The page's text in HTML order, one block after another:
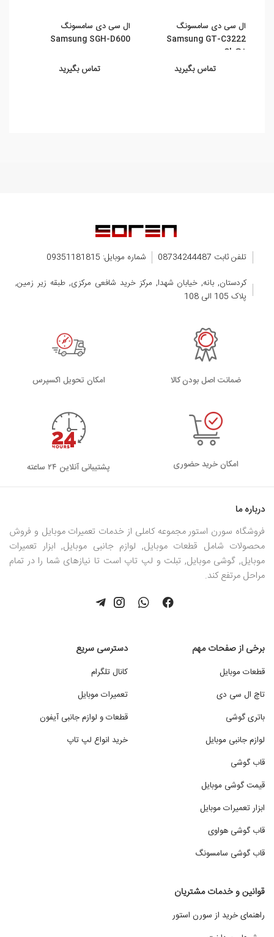
ال سی دی سامسونگ
Samsung GT-C3222
Ch@t
تماس بگیرید
ال سی دی سامسونگ
Samsung SGH-D600
تماس بگیرید
تلفن ثابت 08734244487
شماره موبایل: 09351181815
کردستان, بانه, خیابان شهدا, مرکز خرید شافعی مرکزی, طبقه زیر زمین,
پلاک 105 الی 108
ضمانت اصل بودن کالا اﻣﮑﺎن ﺗﺤﻮﯾﻞ اﮐﺴﭙﺮس
امکان خرید حضوری پشتیبانی آنلاین ۲۴ ساعته
درباره ما
فروشگاه سورن استور مجموعه کاملی از خدمات تعمیرات موبایل و فروش
محصولات شامل قطعات موبایل, لوازم جانبی موبایل, ابزار تعمیرات
موبایل, گوشی موبایل, تبلت و لپ تاپ است تا نیازهای شما را در تمام
مراحل مرتفع کند.
برخی از صفحات مهم
قطعات موبایل
تاچ ال سی دی
باتری گوشی
لوازم جانبی موبایل
قاب گوشی
قیمت گوشی موبایل
ابزار تعمیرات موبایل
قاب گوشی هواوی
قاب گوشی سامسونگ
دسترسی سریع
کانال تلگرام
تعمیرات موبایل
قطعات و لوازم جانبی آیفون
خرید انواع لپ تاپ
قوانین و خدمات مشتریان
راهنمای خرید از سورن استور